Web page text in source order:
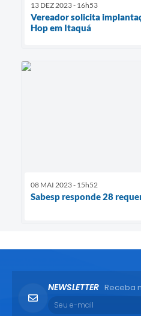
13 DEZ 2023 - 16h53
Vereador solicita
Hop em Itaquá
08 MAI 2023 - 15h52
Sabesp responde 28
NEWSLETTER Receba